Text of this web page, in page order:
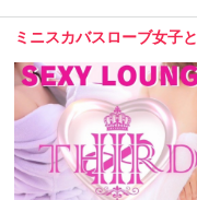
ミニスカバスローブ女子